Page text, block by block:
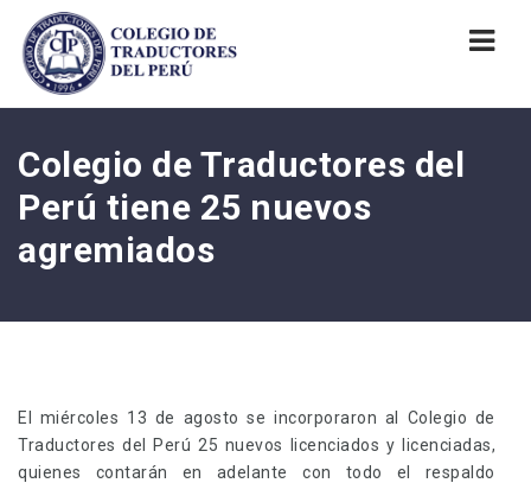
Colegio de Traductores del
Perú tiene 25 nuevos
agremiados
El miércoles 13 de agosto se incorporaron al Colegio de
Traductores del Perú 25 nuevos licenciados y licenciadas,
quienes contarán en adelante con todo el respaldo